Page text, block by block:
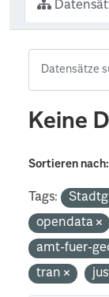
Keine
Sortieren nach
Tags:
opendata
amt-fuer-
tran